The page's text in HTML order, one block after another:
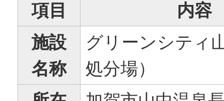
項目
内容
施設
名称
グリーンシティ
処分場）